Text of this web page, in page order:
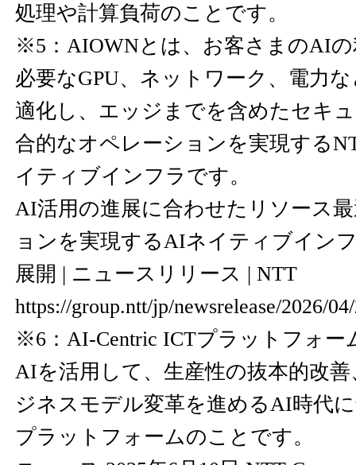
処理や計算負荷のことです。
※5：AIOWNとは、お客さまのAI
必要なGPU、ネットワーク、電力
適化し、エッジまでを含めたセキ
合的なオペレーションを実現する
イティブインフラです。
AI活用の進展に合わせたリソース
ョンを実現するAIネイティブイン
展開 | ニュースリリース | NTT
https://group.ntt/jp/newsrelease/2026/
※6：AI-Centric ICTプラットフォー
AIを活用して、生産性の抜本的改
ジネスモデル変革を進めるAI時代
プラットフォームのことです。